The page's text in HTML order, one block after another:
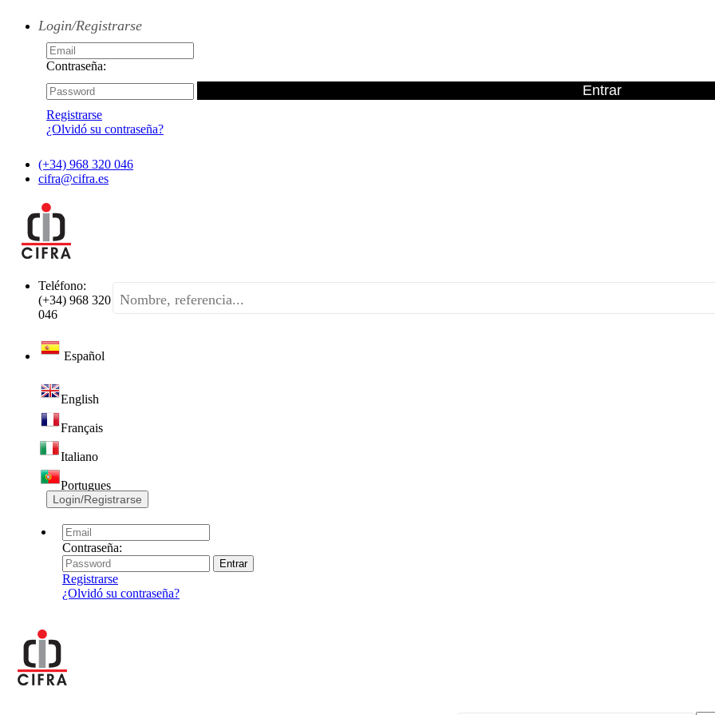
Login/Registrarse
Contraseña:
Registrarse
¿Olvidó su contraseña?
(+34) 968 320 046
cifra@cifra.es
Teléfono:
(+34) 968 320
046
Español
English
Français
Italiano
Portugues
Login/Registrarse
Contraseña:
Registrarse
¿Olvidó su contraseña?